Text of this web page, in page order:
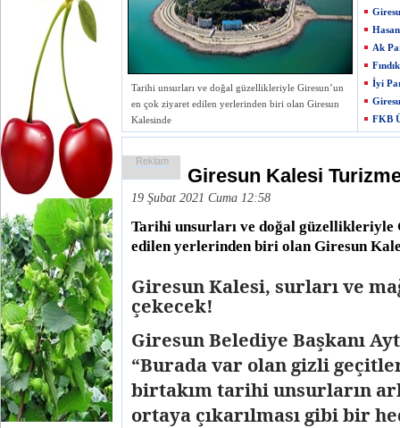
Tarihi unsurları ve doğal güzellikleriyle Giresun’un
en çok ziyaret edilen yerlerinden biri olan Giresun
Kalesinde
Ak
İyi
FKB
Reklam
Giresun Kalesi
19 Şubat 2021 Cuma 12:58
Tarihi unsurları ve doğal güzellikleriyle
edilen yerlerinden biri olan Giresun
Giresun Kalesi, surları ve
çekecek!
Giresun Belediye Başkanı
“Burada var olan gizli
birtakım tarihi unsurların
ortaya çıkarılması gibi bir